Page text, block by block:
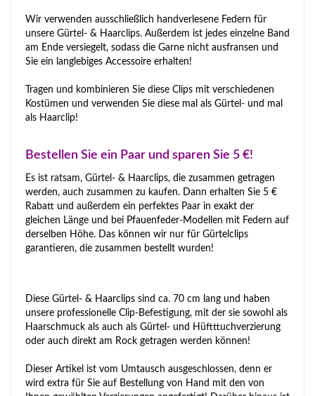
Wir verwenden ausschließlich handverlesene Federn für
unsere Gürtel- & Haarclips. Außerdem ist jedes einzelne Band
am Ende versiegelt, sodass die Garne nicht ausfransen und
Sie ein langlebiges Accessoire erhalten!
Tragen und kombinieren Sie diese Clips mit verschiedenen
Kostümen und verwenden Sie diese mal als Gürtel- und mal
als Haarclip!
Bestellen Sie ein Paar und sparen Sie 5 €!
Es ist ratsam, Gürtel- & Haarclips, die zusammen getragen
werden, auch zusammen zu kaufen. Dann erhalten Sie 5 €
Rabatt und außerdem ein perfektes Paar in exakt der
gleichen Länge und bei Pfauenfeder-Modellen mit Federn auf
derselben Höhe. Das können wir nur für Gürtelclips
garantieren, die zusammen bestellt wurden!
Diese Gürtel- & Haarclips sind ca. 70 cm lang und haben
unsere professionelle Clip-Befestigung, mit der sie sowohl als
Haarschmuck als auch als Gürtel- und Hüftttuchverzierung
oder auch direkt am Rock getragen werden können!
Dieser Artikel ist vom Umtausch ausgeschlossen, denn er
wird extra für Sie auf Bestellung von Hand mit den von